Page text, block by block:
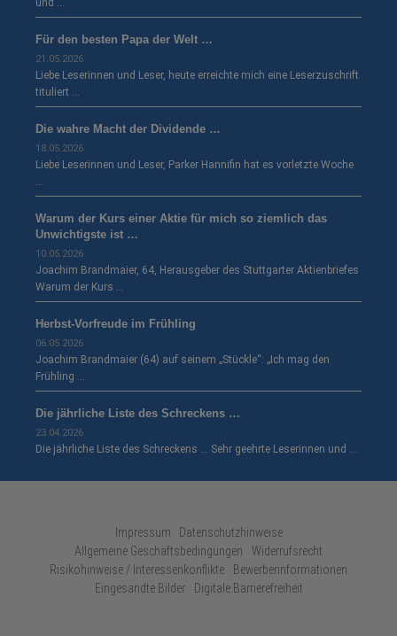
und …
Für den besten Papa der Welt …
21.05.2026
Liebe Leserinnen und Leser, heute erreichte mich eine Leserzuschrift
tituliert …
Die wahre Macht der Dividende …
18.05.2026
Liebe Leserinnen und Leser, Parker Hannifin hat es vorletzte Woche
…
Warum der Kurs einer Aktie für mich so ziemlich das
Unwichtigste ist …
10.05.2026
Joachim Brandmaier, 64, Herausgeber des Stuttgarter Aktienbriefes
Warum der Kurs …
Herbst-Vorfreude im Frühling
06.05.2026
Joachim Brandmaier (64) auf seinem „Stückle“: „Ich mag den
Frühling …
Die jährliche Liste des Schreckens …
23.04.2026
Die jährliche Liste des Schreckens … Sehr geehrte Leserinnen und …
Impressum · Datenschutzhinweise
Allgemeine Geschäftsbedingungen
Widerrufsrecht
Risikohinweise / Interessenkonflikte
Bewerberinformationen
Eingesandte Bilder
Digitale Barrierefreiheit